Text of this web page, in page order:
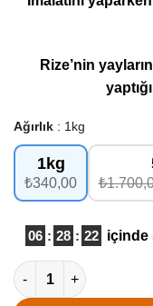
Rize’nin
Ağırlık 1kg
1kg
₺340,00
06 : 28 : 21 içinde
Rize Y.Yağlı Dil